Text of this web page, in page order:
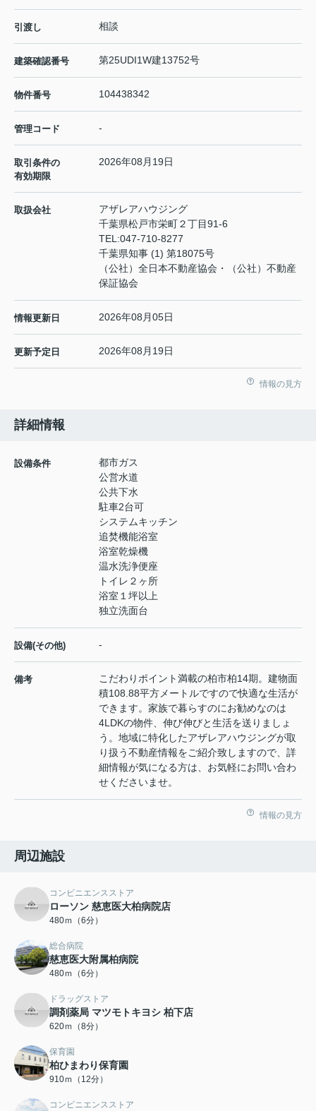
引渡し 相談
建築確認番号 第25UDI1W建13752号
物件番号 104438342
管理コード -
取引条件の
有効期限
2026年08月19日
取扱会社
アザレアハウジング
千葉県松戸市栄町２丁目91-6
TEL:047-710-8277
千葉県知事 (1) 第18075号
（公社）全日本不動産協会・（公社）不動産
保証協会
情報更新日 2026年08月05日
更新予定日 2026年08月19日
情報の見方
詳細情報
設備条件
都市ガス
公営水道
公共下水
駐車2台可
システムキッチン
追焚機能浴室
浴室乾燥機
温水洗浄便座
トイレ２ヶ所
浴室１坪以上
独立洗面台
設備(その他) -
備考
こだわりポイント満載の柏市柏14期。建物面
積108.88平方メートルですので快適な生活が
できます。家族で暮らすのにお勧めなのは
4LDKの物件、伸び伸びと生活を送りましょ
う。地域に特化したアザレアハウジングが取
り扱う不動産情報をご紹介致しますので、詳
細情報が気になる方は、お気軽にお問い合わ
せくださいませ。
情報の見方
周辺施設
コンビニエンスストア
ローソン 慈恵医大柏病院店
480ｍ（6分）
総合病院
慈恵医大附属柏病院
480ｍ（6分）
ドラッグストア
調剤薬局 マツモトキヨシ 柏下店
620ｍ（8分）
保育園
柏ひまわり保育園
910ｍ（12分）
コンビニエンスストア